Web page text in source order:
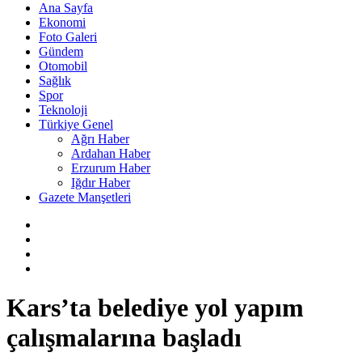
Ana Sayfa
Ekonomi
Foto Galeri
Gündem
Otomobil
Sağlık
Spor
Teknoloji
Türkiye Genel
Ağrı Haber
Ardahan Haber
Erzurum Haber
Iğdır Haber
Gazete Manşetleri
Kars’ta belediye yol yapım
çalışmalarına başladı